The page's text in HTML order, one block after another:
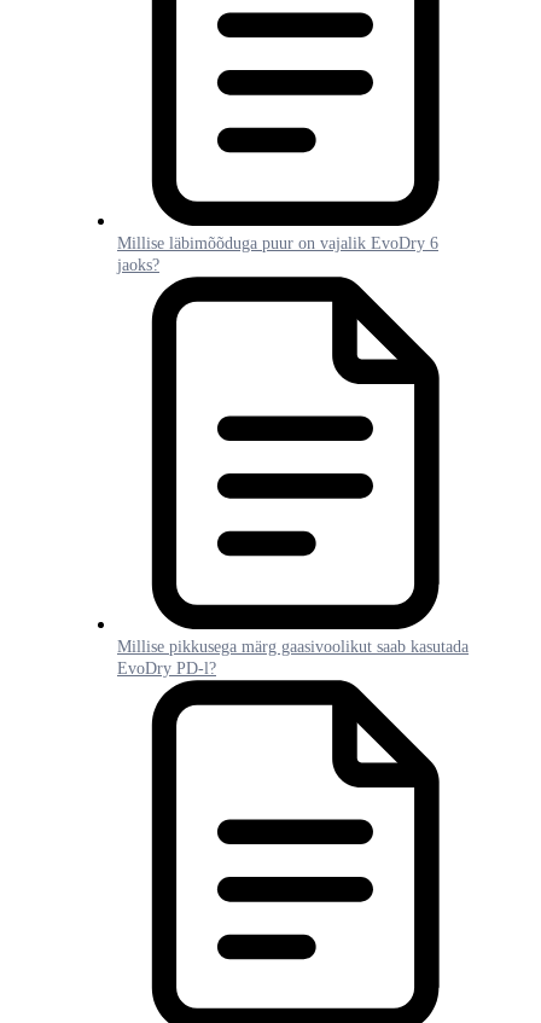
Millise läbimõõduga puur on vajalik EvoDry 6
jaoks?
Millise pikkusega märg gaasivoolikut saab kasutada
EvoDry PD-l?